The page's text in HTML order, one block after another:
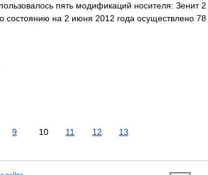
пять модификаций носителя: Зенит 2
состоянию на 2 июня 2012 года осуществлено 78
9 10 11 12 13